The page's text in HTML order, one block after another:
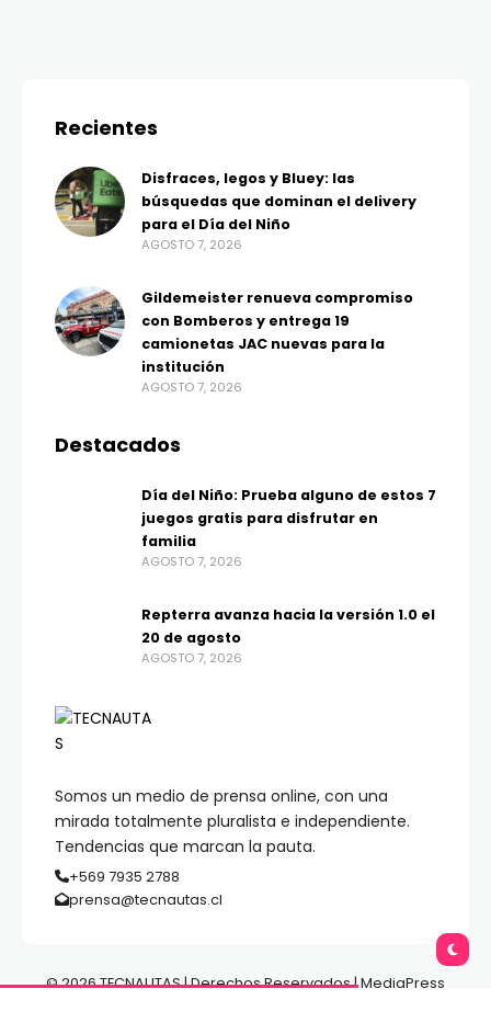
Somos un medio de prensa online, con una
mirada totalmente pluralista e independiente.
Tendencias que marcan la pauta.
+569 7935 2788
prensa@tecnautas.cl
Recientes
Disfraces, legos y Bluey: las
búsquedas que dominan el delivery
para el Día del Niño
AGOSTO 7, 2026
Gildemeister renueva compromiso
con Bomberos y entrega 19
camionetas JAC nuevas para la
institución
AGOSTO 7, 2026
Destacados
Día del Niño: Prueba alguno de estos 7
juegos gratis para disfrutar en
familia
AGOSTO 7, 2026
Repterra avanza hacia la versión 1.0 el
20 de agosto
AGOSTO 7, 2026
© 2026 TECNAUTAS | Derechos Reservados | MediaPress